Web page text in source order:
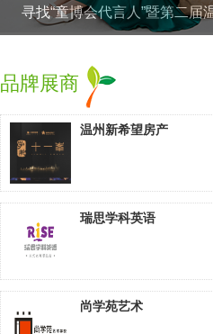
寻找“童博会代言人”暨第二届
品牌展商
温州新希望房产
瑞思学科英语
尚学苑艺术